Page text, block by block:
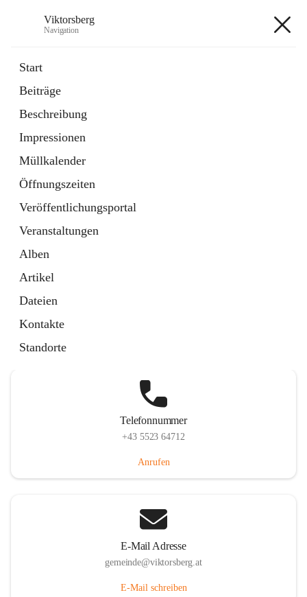
Viktorsberg
Navigation
Start
Beiträge
Beschreibung
Impressionen
Müllkalender
Öffnungszeiten
Veröffentlichungsportal
Veranstaltungen
Alben
Artikel
Dateien
Kontakte
Standorte
1 Schnellzugriff
Bürgerservice
10 Schnellzugriffe
Telefonnummer
+43 5523 64712
Anrufen
E-Mail Adresse
gemeinde@viktorsberg.at
E-Mail schreiben